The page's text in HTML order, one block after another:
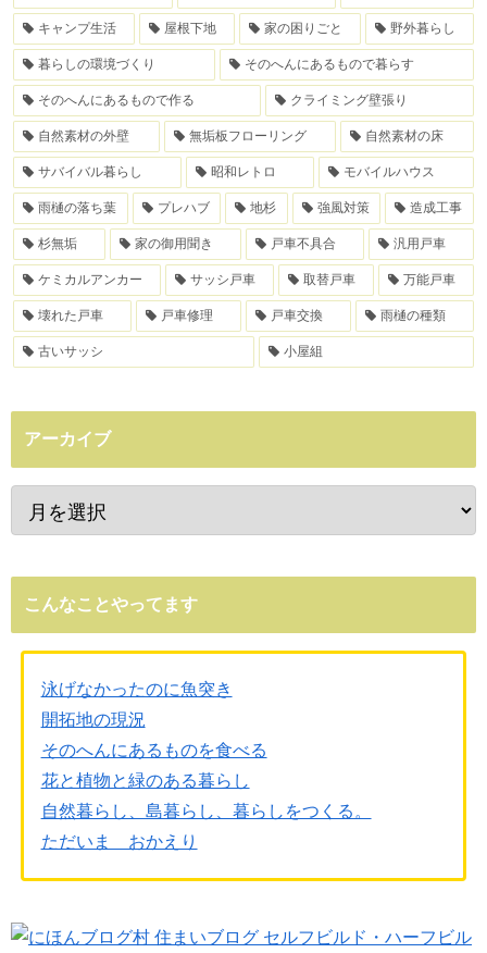
キャンプ生活 屋根下地 家の困りごと 野外暮らし
暮らしの環境づくり そのへんにあるもので暮らす
そのへんにあるもので作る クライミング壁張り
自然素材の外壁 無垢板フローリング 自然素材の床
サバイバル暮らし 昭和レトロ モバイルハウス
雨樋の落ち葉 プレハブ 地杉 強風対策 造成工事
杉無垢 家の御用聞き 戸車不具合 汎用戸車
ケミカルアンカー サッシ戸車 取替戸車 万能戸車
壊れた戸車 戸車修理 戸車交換 雨樋の種類
古いサッシ 小屋組
アーカイブ
こんなことやってます
泳げなかったのに魚突き
開拓地の現況
そのへんにあるものを食べる
花と植物と緑のある暮らし
自然暮らし、島暮らし、暮らしをつくる。
ただいま おかえり